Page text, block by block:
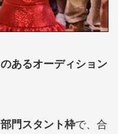
あるオーディション
門スタント枠で、合